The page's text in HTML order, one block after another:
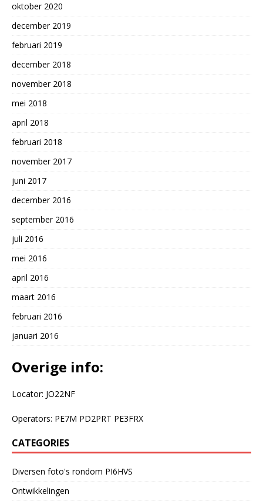
oktober 2020
december 2019
februari 2019
december 2018
november 2018
mei 2018
april 2018
februari 2018
november 2017
juni 2017
december 2016
september 2016
juli 2016
mei 2016
april 2016
maart 2016
februari 2016
januari 2016
Overige info:
Locator: JO22NF
Operators: PE7M PD2PRT PE3FRX
CATEGORIES
Diversen foto's rondom PI6HVS
Ontwikkelingen